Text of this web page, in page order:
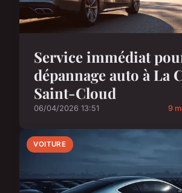
Service immédiat
dépannage auto à La
Saint-Cloud
06/04/2026 13:51 9
VOITURE